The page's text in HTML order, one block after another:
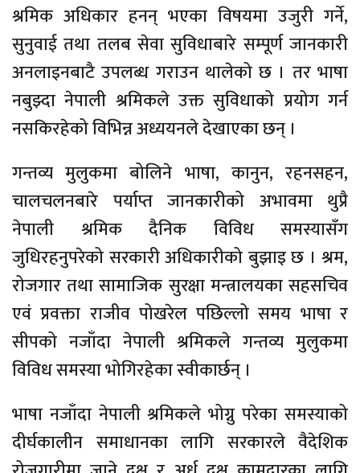
श्रमिक अधिकार हनन् भएका विषयमा उजुरी गर्ने,
सुनुवाई तथा तलब सेवा सुविधाबारे सम्पूर्ण जानकारी
अनलाइनबाटै उपलब्ध गराउन थालेको छ । तर भाषा
नबुझ्दा नेपाली श्रमिकले उक्त सुविधाको प्रयोग गर्न
नसकिरहेको विभिन्न अध्ययनले देखाएका छन् ।
गन्तव्य मुलुकमा बोलिने भाषा, कानुन, रहनसहन,
चालचलनबारे पर्याप्त जानकारीको अभावमा थुप्रै
नेपाली श्रमिक दैनिक विविध समस्यासँग
जुधिरहनुपरेको सरकारी अधिकारीको बुझाइ छ । श्रम,
रोजगार तथा सामाजिक सुरक्षा मन्त्रालयका सहसचिव
एवं प्रवक्ता राजीव पोखरेल पछिल्लो समय भाषा र
सीपको नजाँदा नेपाली श्रमिकले गन्तव्य मुलुकमा
विविध समस्या भोगिरहेका स्वीकार्छन् ।
भाषा नजाँदा नेपाली श्रमिकले भोग्नु परेका समस्याको
दीर्घकालीन समाधानका लागि सरकारले वैदेशिक